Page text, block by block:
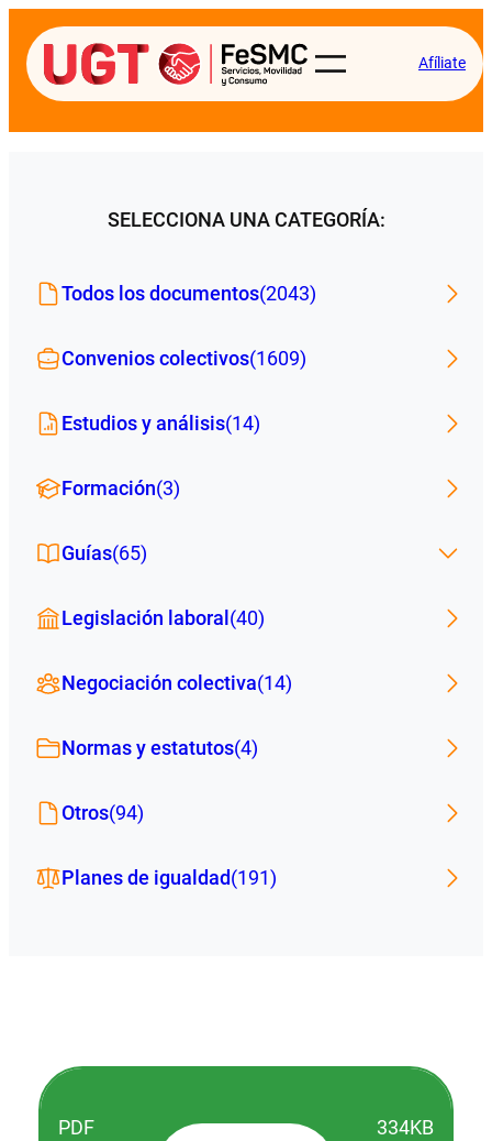
Afíliate
SELECCIONA UNA CATEGORÍA:
Todos los documentos(2043)
Convenios colectivos(1609)
Estudios y análisis(14)
Formación(3)
Guías(65)
Legislación laboral (40)
Negociación colectiva(14)
Normas y estatutos(4)
Otros(94)
Planes de igualdad(191)
PDF 334KB